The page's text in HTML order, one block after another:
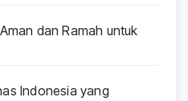
dan Ramah untuk
Indonesia yang